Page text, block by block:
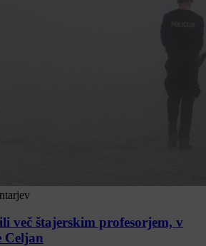
več štajerskim profesorjem, v
Celjan